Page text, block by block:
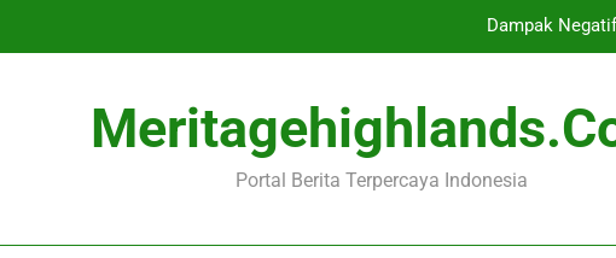
Dampak
Polisi Temukan
Febrio Adiono
Portal Berita Terpercaya Indonesia